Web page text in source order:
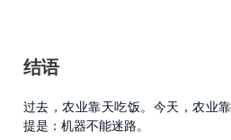
结语
过去，农业靠天吃饭。今天，农业
提是：机器不能迷路。